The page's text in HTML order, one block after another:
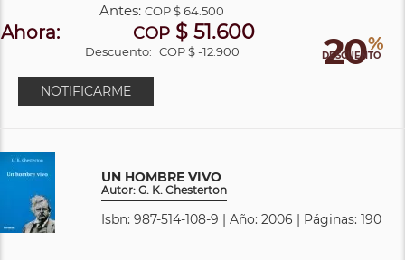
20%
DESCUENTO
Antes:COP$ 64.500
Ahora: COP$ 51.600
Descuento: COP $ -12.900
NOTIFICARME
UN HOMBRE VIVO
Autor: G. K. Chesterton
Isbn: 987-514-108-9 | Año: 2006 | Páginas: 190